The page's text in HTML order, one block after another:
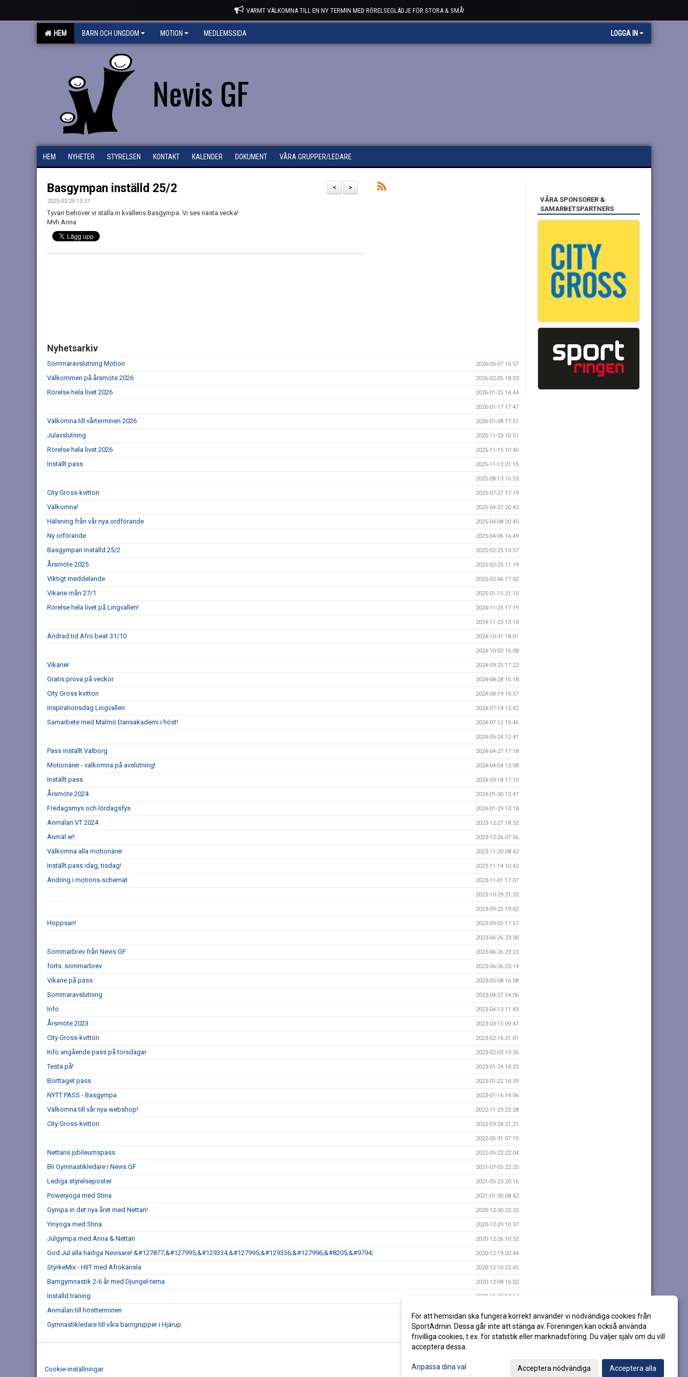
VARMT VÄLKOMNA TILL EN NY TERMIN MED RÖRELSEGLÄDJE FÖR STORA & SMÅ!
HEM BARN OCH UNGDOM MOTION MEDLEMSSIDA LOGGA IN
Nevis GF
HEM NYHETER STYRELSEN KONTAKT KALENDER DOKUMENT VÅRA GRUPPER/LEDARE
>
<
Basgympan inställd 25/2
2025-02-25 13:57
Tyvärr behöver vi ställa in kvällens Basgympa. Vi ses nästa vecka!
Mvh Anna
Nyhetsarkiv
Sommaravslutning Motion 2026-05-07 16:57
Välkommen på årsmöte 2026 2026-02-05 18:03
Rörelse hela livet 2026 2026-01-25 14:44
2026-01-17 17:47
Välkomna till vårterminen 2026 2026-01-08 17:51
Julavslutning 2025-11-23 10:51
Rörelse hela livet 2026 2025-11-15 10:40
Inställt pass 2025-11-12 21:15
2025-08-13 16:53
City Gross-kvitton 2025-07-27 17:19
Välkomna! 2025-04-27 20:42
Hälsning från vår nya ordförande 2025-04-08 20:45
Ny orförande 2025-04-06 16:49
Basgympan inställd 25/2 2025-02-25 13:57
Årsmöte 2025 2025-02-25 11:19
Viktigt meddelande 2025-02-06 17:02
Vikarie mån 27/1 2025-01-15 21:15
Rörelse hela livet på Lingvallen! 2024-11-25 17:19
2024-11-23 13:10
Ändrad tid Afro beat 31/10 2024-10-31 18:01
2024-10-03 16:08
Vikarier 2024-09-25 17:22
Gratis prova på veckor 2024-08-28 16:18
City Gross kvitton 2024-08-19 19:57
Inspirationsdag Lingvallen 2024-07-14 12:42
Samarbete med Malmö Dansakademi i höst! 2024-07-12 15:46
2024-05-24 12:41
Pass inställt Valborg 2024-04-27 17:18
Motionärer - välkomna på avslutning! 2024-04-04 13:08
Inställt pass 2024-03-18 17:10
Årsmöte 2024 2024-01-30 13:47
Fredagsmys och lördagsfys 2024-01-29 13:18
Anmälan VT 2024 2023-12-27 18:32
Änmäl er! 2023-12-26 07:56
Välkomna alla motionärer 2023-11-20 08:42
Inställt pass idag, tisdag! 2023-11-14 10:42
Ändring i motions-schemat 2023-11-01 17:07
2023-10-29 21:32
2023-09-25 19:02
Hoppsan! 2023-09-05 17:57
2023-06-26 23:30
Sommarbrev från Nevis GF 2023-06-26 23:23
forts. sommarbrev 2023-06-26 23:14
Vikarie på pass 2023-05-08 16:08
Sommaravslutning 2023-04-27 14:06
Info 2023-04-13 11:43
Årsmöte 2023 2023-03-15 09:47
City Gross-kvitton 2023-02-16 21:01
Info angående pass på torsdagar 2023-02-03 13:26
Testa på! 2023-01-24 14:25
Borttaget pass 2023-01-22 16:39
NYTT PASS - Basgympa 2023-01-16 14:06
Välkomna till vår nya webshop! 2022-11-29 22:28
City Gross-kvitton 2022-09-28 21:21
2022-05-31 07:15
Nettans jubileumspass 2022-05-22 22:04
Bli Gymnastikledare i Nevis GF 2021-07-05 22:25
Lediga styrelseposter 2021-05-23 20:16
Poweryoga med Stina 2021-01-30 08:42
Gympa in det nya året med Nettan! 2020-12-30 22:32
Yinyoga med Stina 2020-12-29 10:37
Julgympa med Anna & Nettan 2020-12-26 10:32
God Jul alla härliga Nevisare! &#127877;&#127995;&#129334;&#127995;&#129336;&#127996;&#8205;&#9794; 2020-12-19 20:44
StyrkeMix - HIIT med Afrokänsla 2020-12-10 22:45
Barngymnastik 2-6 år med Djungel-tema 2020-12-08 16:02
Inställd träning 2020-11-24 12:13
Anmälan till höstterminen
Gymnastikledare till våra barngrupper i Hjärup 2020-04-26 07:16
VÅRA SPONSORER &
SAMARBETSPARTNERS
Cookie-inställningar
För att hemsidan ska fungera korrekt använder vi nödvändiga cookies från
SportAdmin. Dessa går inte att stänga av. Föreningen kan också använda
frivilliga cookies, t.ex. för statistik eller marknadsföring. Du väljer själv om du vill
acceptera dessa.
Anpassa dina val Acceptera nödvändiga Acceptera alla